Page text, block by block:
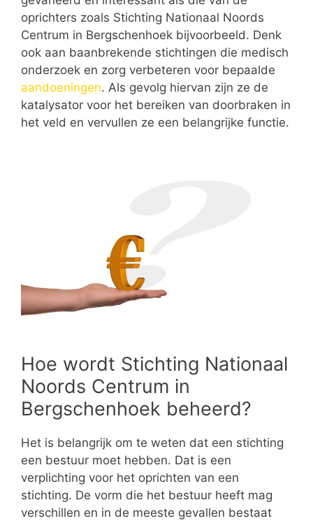
oprichters zoals Stichting Nationaal Noords
Centrum in Bergschenhoek bijvoorbeeld. Denk
ook aan baanbrekende stichtingen die medisch
onderzoek en zorg verbeteren voor bepaalde
aandoeningen. Als gevolg hiervan zijn ze de
katalysator voor het bereiken van doorbraken in
het veld en vervullen ze een belangrijke functie.
Hoe wordt Stichting Nationaal
Noords Centrum in
Bergschenhoek beheerd?
Het is belangrijk om te weten dat een stichting
een bestuur moet hebben. Dat is een
verplichting voor het oprichten van een
stichting. De vorm die het bestuur heeft mag
verschillen en in de meeste gevallen bestaat